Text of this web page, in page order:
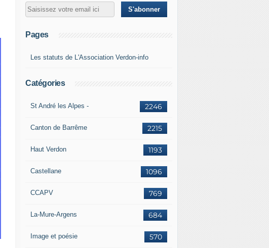
Pages
Les statuts de L'Association Verdon-info
Catégories
2246
St André les Alpes -
2215
Canton de Barrême
1193
Haut Verdon
1096
Castellane
769
CCAPV
684
La-Mure-Argens
570
Image et poésie